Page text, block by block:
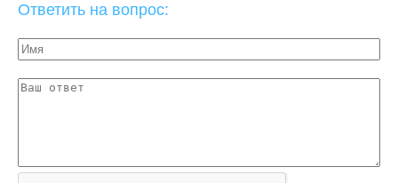
Ответить на вопрос: